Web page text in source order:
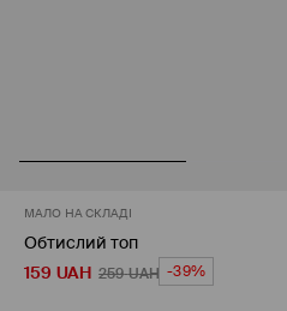
МАЛО НА СКЛАДІ
Обтислий топ
159 UAH 259UAH -39%